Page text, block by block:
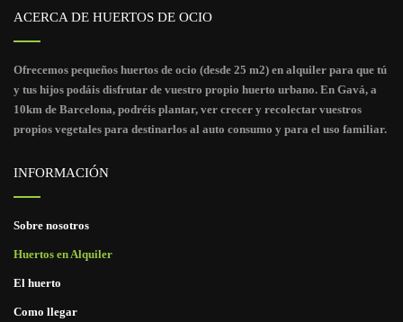
ACERCA DE HUERTOS DE OCIO
Ofrecemos pequeños huertos de ocio (desde 25 m2) en alquiler para que tú
y tus hijos podáis disfrutar de vuestro propio huerto urbano. En Gavá, a
10km de Barcelona, podréis plantar, ver crecer y recolectar vuestros
propios vegetales para destinarlos al auto consumo y para el uso familiar.
INFORMACIÓN
Sobre nosotros
Huertos en Alquiler
El huerto
Como llegar